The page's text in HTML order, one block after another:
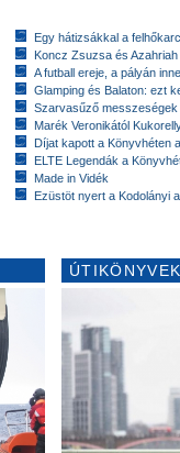
Egy hátizsákkal a
Koncz Zsuzsa és
A futball ereje, a pályán
Glamping és Balaton: ezt
Szarvasűző messzeségek
Marék Veronikától
Díjat kapott a Könyvhéten
ELTE Legendák a
Made in Vidék
Ezüstöt nyert a Kodolányi